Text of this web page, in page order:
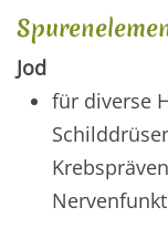
Jod
für diverse